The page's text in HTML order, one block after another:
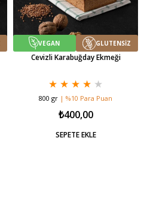
Cevizli Karabuğday Ekmeği
★ ★ ★ ★ ★
800 gr | %10 Para Puan
₺400,00
VEGAN GLUTENSİZ
SEPETE EKLE